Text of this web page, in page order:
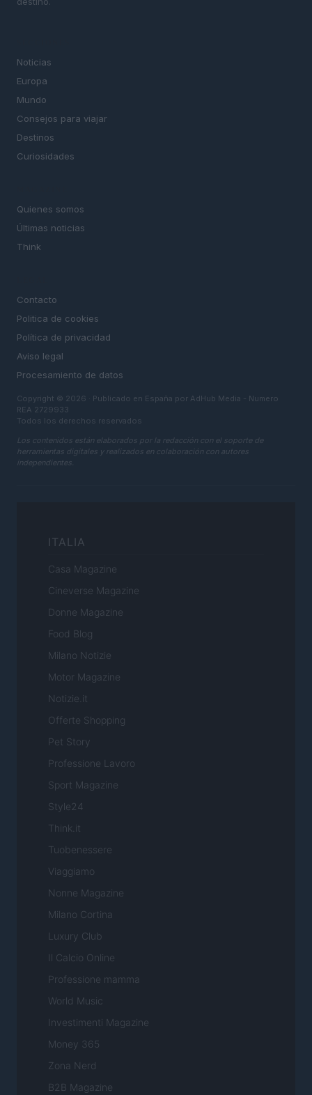
Noticias
Europa
Mundo
Consejos para viajar
Destinos
Curiosidades
Quienes somos
Últimas noticias
Think
Contacto
Politica de cookies
Política de privacidad
Aviso legal
Procesamiento de datos
Copyright © 2026 · Publicado en España por AdHub Media - Numero
REA 2729933
Todos los derechos reservados
Los contenidos están elaborados por la redacción con el soporte de
herramientas digitales y realizados en colaboración con autores
independientes.
ITALIA
Casa Magazine
Cineverse Magazine
Donne Magazine
Food Blog
Milano Notizie
Motor Magazine
Notizie.it
Offerte Shopping
Pet Story
Professione Lavoro
Sport Magazine
Style24
Think.it
Tuobenessere
Viaggiamo
Nonne Magazine
Milano Cortina
Luxury Club
Il Calcio Online
Professione mamma
World Music
Investimenti Magazine
Money 365
Zona Nerd
B2B Magazine